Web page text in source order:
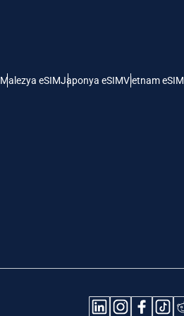
Malezya eSIMJaponya eSIMVietnam eSIM